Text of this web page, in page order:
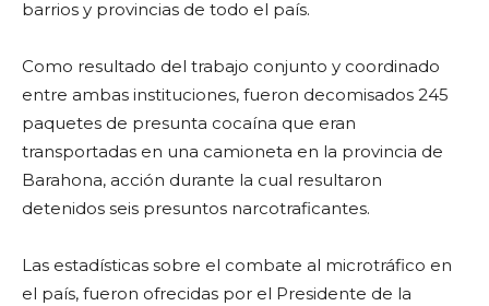
barrios y provincias de todo el país.
Como resultado del trabajo conjunto y coordinado
entre ambas instituciones, fueron decomisados 245
paquetes de presunta cocaína que eran
transportadas en una camioneta en la provincia de
Barahona, acción durante la cual resultaron
detenidos seis presuntos narcotraficantes.
Las estadísticas sobre el combate al microtráfico en
el país, fueron ofrecidas por el Presidente de la